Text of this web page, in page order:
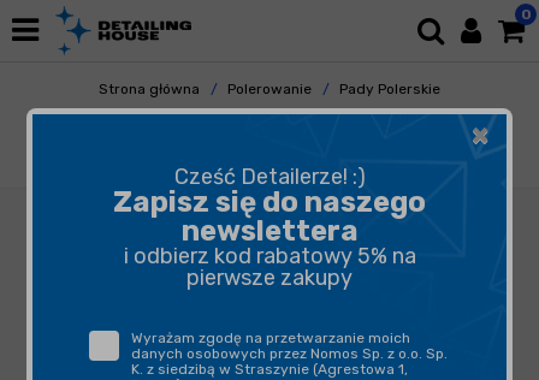
0
Strona główna Polerowanie
Pady Polerskie
Futra Polerskie
×
Cześć Detailerze! :)
Zapisz się do naszego
newslettera
i odbierz kod rabatowy 5% na
pierwsze zakupy
Wyrażam zgodę na przetwarzanie moich
danych osobowych przez Nomos Sp. z o.o. Sp.
K. z siedzibą w Straszynie (Agrestowa 1,